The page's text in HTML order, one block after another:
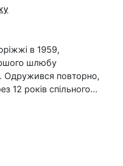
в 1959,
шлюбу
Одружився повторно,
12 років спільного…